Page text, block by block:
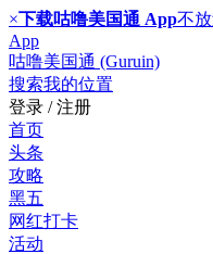
×下载咕噜美国通 App不
App
咕噜美国通 (Guruin)
搜索我的位置
登录 / 注册
首页
头条
攻略
黑五
网红打卡
活动